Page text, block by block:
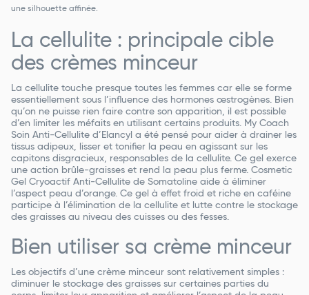
une silhouette affinée.
La cellulite : principale cible
des crèmes minceur
La cellulite touche presque toutes les femmes car elle se forme
essentiellement sous l’influence des hormones œstrogènes. Bien
qu’on ne puisse rien faire contre son apparition, il est possible
d’en limiter les méfaits en utilisant certains produits. My Coach
Soin Anti-Cellulite d’Elancyl a été pensé pour aider à drainer les
tissus adipeux, lisser et tonifier la peau en agissant sur les
capitons disgracieux, responsables de la cellulite. Ce gel exerce
une action brûle-graisses et rend la peau plus ferme. Cosmetic
Gel Cryoactif Anti-Cellulite de Somatoline aide à éliminer
l’aspect peau d’orange. Ce gel à effet froid et riche en caféine
participe à l’élimination de la cellulite et lutte contre le stockage
des graisses au niveau des cuisses ou des fesses.
Bien utiliser sa crème minceur
Les objectifs d’une crème minceur sont relativement simples :
diminuer le stockage des graisses sur certaines parties du